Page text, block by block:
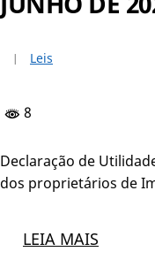
Leis
8
Declaração de
dos proprietários de
LEIA MAIS